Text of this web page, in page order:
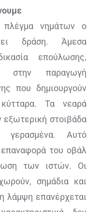
νημάτων ο
δράση. Άμεσα
επούλωσης,
στην παραγωγή
που δημιουργούν
Τα νεαρά
εξωτερική στοιβάδα
γερασμένα. Αυτό
επαναφορά του οβάλ
των ιστών. Οι
σημάδια και
λάμψη επανέρχεται